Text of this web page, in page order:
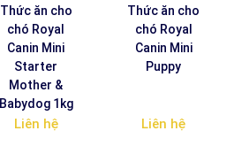
Thức ăn cho
chó Royal
Canin Mini
Starter
Mother &
Babydog 1kg
Liên hệ
Thức ăn cho
chó Royal
Canin Mini
Puppy
Liên hệ